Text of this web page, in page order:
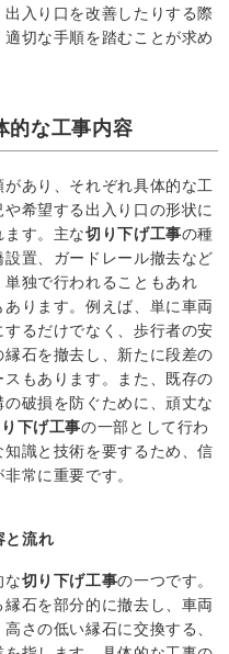
入り口を改善したりする際
適切な手順を踏むことが求め
的な工事内容
あり、それぞれ具体的な工
希望する出入り口の形状に
ます。主な切り下げ工事の種
置、ガードレール撤去など
独で行われることもあれ
ります。例えば、単に車両
るだけでなく、歩行者の安
石を撤去し、新たに段差の
もあります。また、既存の
破損を防ぐために、頑丈な
下げ工事の一部として行わ
識と技術を要するため、信
常に重要です。
と流れ
な切り下げ工事の一つです。
石を部分的に撤去し、車両
さの低い縁石に交換する、